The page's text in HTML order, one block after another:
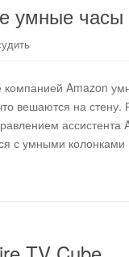
умные часы
компанией Amazon
вешаются на стену.
ассистента
с умными колонками